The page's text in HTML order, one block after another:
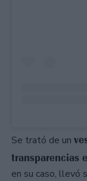
Se trató de un
transparencias
en su caso, llevó